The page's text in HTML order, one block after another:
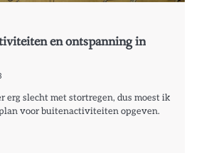
en ontspanning in
erg slecht met stortregen, dus moest ik
voor buitenactiviteiten opgeven.